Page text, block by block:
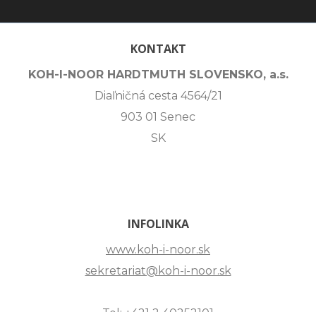
KONTAKT
KOH-I-NOOR HARDTMUTH SLOVENSKO, a.s.
Diaľničná cesta 4564/21
903 01 Senec
SK
INFOLINKA
www.koh-i-noor.sk
sekretariat@koh-i-noor.sk